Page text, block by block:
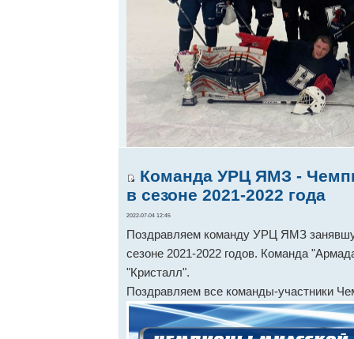
Команда УРЦ ЯМЗ -
в сезоне 2021-2022 года
2022-07-04 12:45
Поздравляем команду УРЦ ЯМЗ
сезоне 2021-2022 годов. Команда
"Кристалл".
Поздравляем все команды-участники